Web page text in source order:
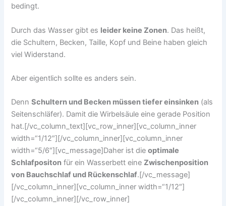
bedingt.
Durch das Wasser gibt es leider keine Zonen. Das heißt,
die Schultern, Becken, Taille, Kopf und Beine haben gleich
viel Widerstand.
Aber eigentlich sollte es anders sein.
DennSchultern und Becken müssen tiefer einsinken (als
Seitenschläfer). Damit die Wirbelsäule eine gerade Position
hat.[/vc_column_text][vc_row_inner][vc_column_inner
width=“1/12″][/vc_column_inner][vc_column_inner
width=“5/6″][vc_message]Daher ist dieoptimale
Schlafpositon für ein Wasserbett eineZwischenposition
von Bauchschlaf und Rückenschlaf.[/vc_message]
[/vc_column_inner][vc_column_inner width=“1/12″]
[/vc_column_inner][/vc_row_inner]